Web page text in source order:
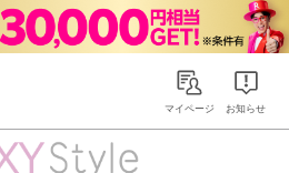
Rakuten RAXYマイページ お知らせ